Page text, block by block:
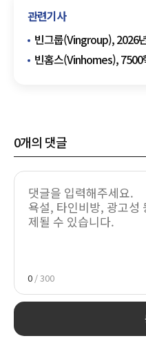
관련기사
빈그룹(Vingroup), 2026
동반 성장 가속"
빈홈스(Vinhomes), 7500
0개의 댓글
0 / 300